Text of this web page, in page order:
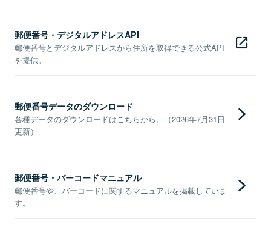
郵便番号・デジタルアドレスAPI
郵便番号とデジタルアドレスから住所を取得できる公式API
を提供。
郵便番号データのダウンロード
各種データのダウンロードはこちらから。（2026年7月31日
更新）
郵便番号・バーコードマニュアル
郵便番号や、バーコードに関するマニュアルを掲載していま
す。